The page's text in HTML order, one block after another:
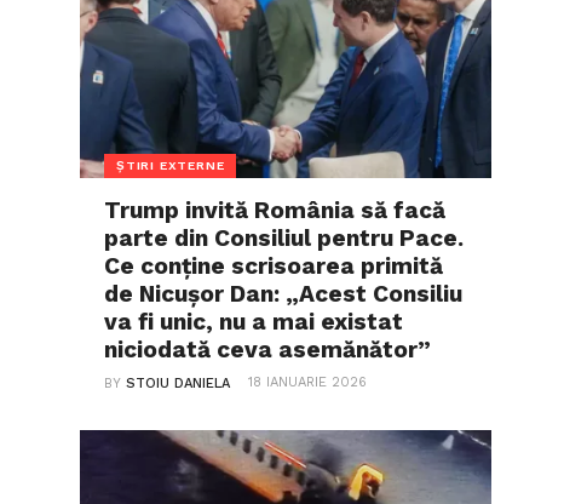
ȘTIRI EXTERNE
Trump invită România să facă
parte din Consiliul pentru Pace.
Ce conține scrisoarea primită
de Nicușor Dan: „Acest Consiliu
va fi unic, nu a mai existat
niciodată ceva asemănător”
BYSTOIU DANIELA 18 IANUARIE 2026